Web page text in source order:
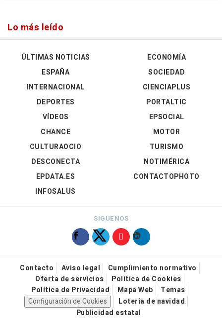
Lo más leído
ÚLTIMAS NOTICIAS
ESPAÑA
INTERNACIONAL
DEPORTES
VÍDEOS
ECONOMÍA
SOCIEDAD
CIENCIAPLUS
PORTALTIC
EPSOCIAL
CHANCE
CULTURAOCIO
DESCONECTA
EPDATA.ES
INFOSALUS
MOTOR
TURISMO
NOTIMÉRICA
CONTACTOPHOTO
SÍGUENOS
Contacto Aviso legal
Cumplimiento normativo
Oferta de servicios
Política de Cookies
Política de Privacidad
Mapa Web
Temas
Configuración de Cookies
Loteria de navidad
Publicidad estatal